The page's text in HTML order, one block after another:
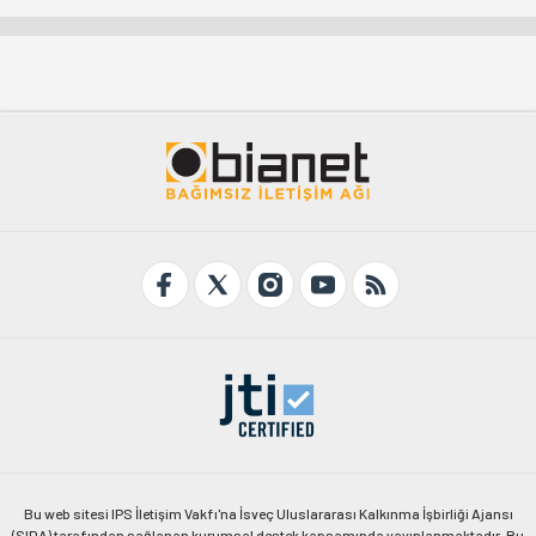
Bu web sitesi IPS İletişim Vakfı'na İsveç Uluslararası Kalkınma İşbirliği Ajansı